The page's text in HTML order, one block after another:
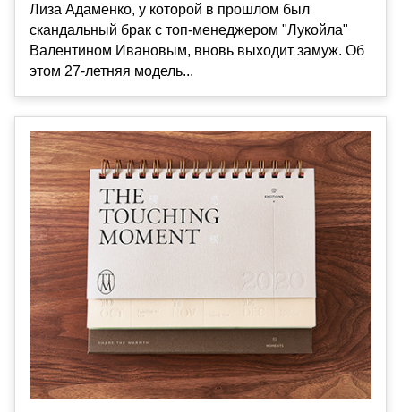
Лиза Адаменко, у которой в прошлом был
скандальный брак с топ-менеджером "Лукойла"
Валентином Ивановым, вновь выходит замуж. Об
этом 27-летняя модель...